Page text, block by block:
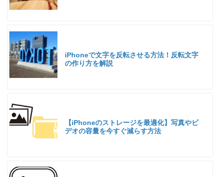
iPhoneで文字を反転させる方法！反転文字
の作り方を解説
【iPhoneのストレージを最適化】写真やビ
デオの容量を今すぐ減らす方法